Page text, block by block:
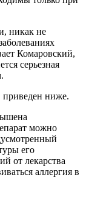
никак не
Комаровский,
серьезная
приведен ниже.
можно
его
от лекарства
аллергия в